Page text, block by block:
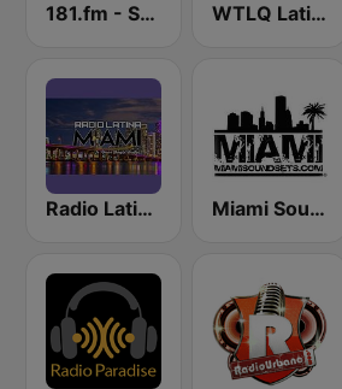
181.fm - Salsa WTLQ Latino 97.7 FM
Radio Latina Miami Miami SoundSets